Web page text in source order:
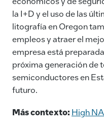
la I+D y el uso de las
litografía en Oregon
empleos y atraer el
empresa está
próxima generación de
semiconductores en
futuro.
Más contexto: High